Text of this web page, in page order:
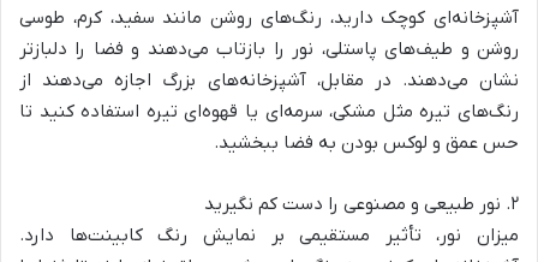
آشپزخانه‌ای کوچک دارید، رنگ‌های روشن مانند سفید، کرم، طوسی
روشن و طیف‌های پاستلی، نور را بازتاب می‌دهند و فضا را دلبازتر
نشان می‌دهند. در مقابل، آشپزخانه‌های بزرگ اجازه می‌دهند از
رنگ‌های تیره مثل مشکی، سرمه‌ای یا قهوه‌ای تیره استفاده کنید تا
حس عمق و لوکس بودن به فضا ببخشید.
۲. نور طبیعی و مصنوعی را دست کم نگیرید
میزان نور، تأثیر مستقیمی بر نمایش رنگ کابینت‌ها دارد.